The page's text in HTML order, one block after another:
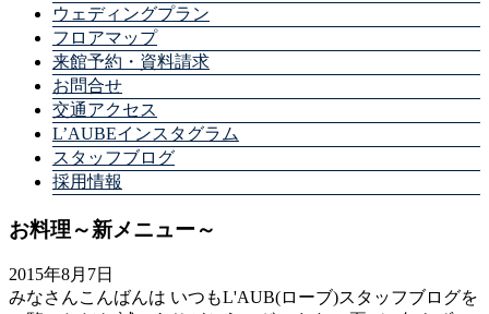
ウェディングプラン
フロアマップ
来館予約・資料請求
お問合せ
交通アクセス
L’AUBEインスタグラム
スタッフブログ
採用情報
お料理～新メニュー～
2015年8月7日
みなさんこんばんは いつもL'AUB(ローブ)スタッフブログを